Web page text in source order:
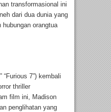
transformasional ini
dari dua dunia yang
orangtua
“Furious 7”) kembali
thriller
film ini, Madison
penglihatan yang